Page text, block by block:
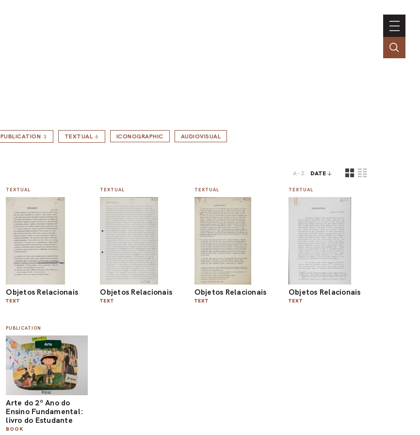
PUBLICATION 3 TEXTUAL 6 ICONOGRAPHIC AUDIOVISUAL
A-Z DATE
TEXTUAL
Objetos Relacionais
TEXT
TEXTUAL
Objetos Relacionais
TEXT
TEXTUAL
Objetos Relacionais
TEXT
TEXTUAL
Objetos Relacionais
TEXT
PUBLICATION
Arte do 2º Ano do
Ensino Fundamental:
livro do Estudante
BOOK